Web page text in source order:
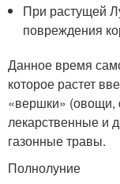
При растущей
повреждения
Данное время
которое растет
«вершки» (овощи,
лекарственные и
газонные травы.
Полнолуние